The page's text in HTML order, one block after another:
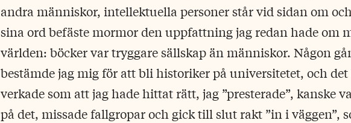
andra människor, intellektuella personer står vid sidan om
sina ord befäste mormor den uppfattning jag redan hade om
världen: böcker var tryggare sällskap än människor. Någon
bestämde jag mig för att bli historiker på universitetet, och det
verkade som att jag hade hittat rätt, jag ”presterade”, kanske
på det, missade fallgropar och gick till slut rakt ”in i väggen”,